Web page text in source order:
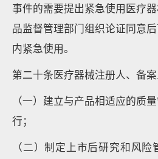
事件的需要提出紧急使用医疗
品监督管理部门组织论证同意
内紧急使用。
第二十条医疗器械注册人、备案
（一）建立与产品相适应的质
行；
（二）制定上市后研究和风